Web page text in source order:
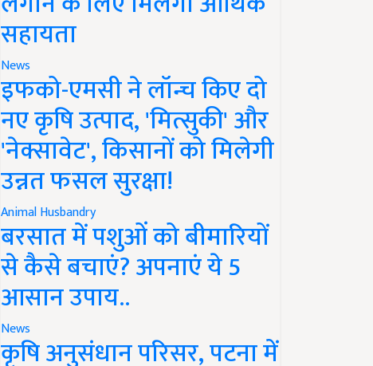
सहायता
News
इफको-एमसी ने लॉन्च किए दो
नए कृषि उत्पाद, 'मित्सुकी' और
'नेक्सावेट', किसानों को मिलेगी
उन्नत फसल सुरक्षा!
Animal Husbandry
बरसात में पशुओं को बीमारियों
से कैसे बचाएं? अपनाएं ये 5
आसान उपाय..
News
कृषि अनुसंधान परिसर, पटना में